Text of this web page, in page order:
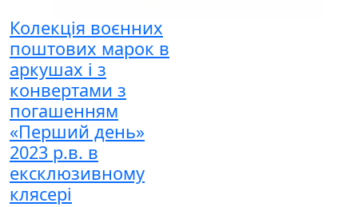
Колекція воєнних
поштових марок в
аркушах і з
конвертами з
погашенням
«Перший день»
2023 р.в. в
ексклюзивному
клясері